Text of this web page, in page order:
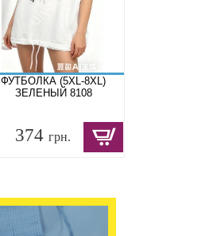
ФУТБОЛКА (5XL-8XL)
ЗЕЛЕНЫЙ 8108
374 грн.